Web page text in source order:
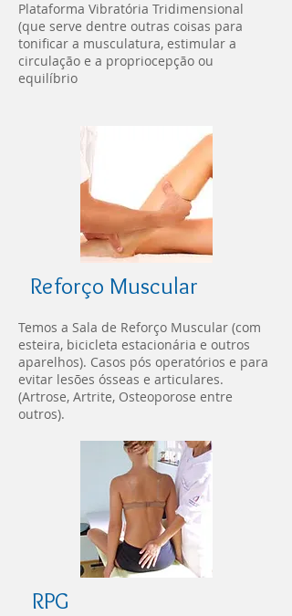
Plataforma Vibratória Tridimensional
(que serve dentre outras coisas para
tonificar a musculatura, estimular a
circulação e a propriocepção ou
equilíbrio
Reforço Muscular
Temos a Sala de Reforço Muscular (com
esteira, bicicleta estacionária e outros
aparelhos). Casos pós operatórios e para
evitar lesões ósseas e articulares.
(Artrose, Artrite, Osteoporose entre
outros).
RPG